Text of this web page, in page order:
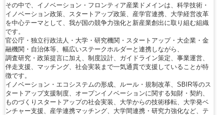
その中で、イノベーション・フロンティア産業ドメインは、科学技術・
イノベーション政策、スタートアップ政策、産学官連携、大学経営改革
を中心テーマとして、我が国の競争力強化と新産業創出に取り組む組織
です。
官公庁・独立行政法人・大学・研究機関・スタートアップ・大企業・金
融機関・自治体等、幅広いステークホルダーと連携しながら、
調査研究・政策提言に加え、制度設計、ガイドライン策定、事業運営、
伴走支援、マッチング、社会実装まで一気通貫で支援していることが特
徴です。
イノベーション・エコシステムの形成、ルール・規制改革、SBIR等のス
タートアップ支援制度、オープンイノベーションに関する知財・契約、
ものづくりスタートアップの社会実装、大学からの技術移転、大学発ベ
ンチャー支援、産学連携マッチング、大学間連携・研究力強化など、テ